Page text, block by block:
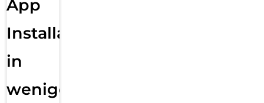
LED Anzeige für den Ladevorgang: An der Ladestation
leuchtet ein Lämpchen auf, wenn das Pro Stylus 2
aufgeladen wird.
App
Installation
in
wenigen